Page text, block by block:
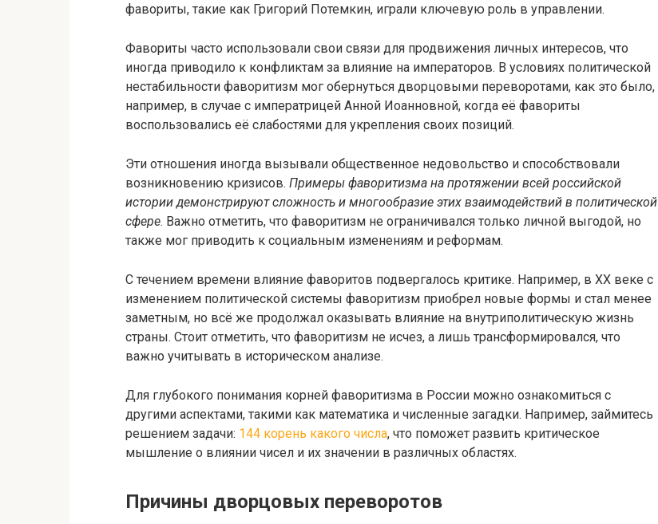
фавориты, такие как Григорий Потемкин, играли ключевую роль в управлении.
Фавориты часто использовали свои связи для продвижения личных интересов, что
иногда приводило к конфликтам за влияние на императоров. В условиях политической
нестабильности фаворитизм мог обернуться дворцовыми переворотами, как это было,
например, в случае с императрицей Анной Иоанновной, когда её фавориты
воспользовались её слабостями для укрепления своих позиций.
Эти отношения иногда вызывали общественное недовольство и способствовали
возникновению кризисов. Примеры фаворитизма на протяжении всей российской
истории демонстрируют сложность и многообразие этих взаимодействий в политической
сфере. Важно отметить, что фаворитизм не ограничивался только личной выгодой, но
также мог приводить к социальным изменениям и реформам.
С течением времени влияние фаворитов подвергалось критике. Например, в XX веке с
изменением политической системы фаворитизм приобрел новые формы и стал менее
заметным, но всё же продолжал оказывать влияние на внутриполитическую жизнь
страны. Стоит отметить, что фаворитизм не исчез, а лишь трансформировался, что
важно учитывать в историческом анализе.
Для глубокого понимания корней фаворитизма в России можно ознакомиться с
другими аспектами, такими как математика и численные загадки. Например, займитесь
решением задачи: 144 корень какого числа, что поможет развить критическое
мышление о влиянии чисел и их значении в различных областях.
Причины дворцовых переворотов